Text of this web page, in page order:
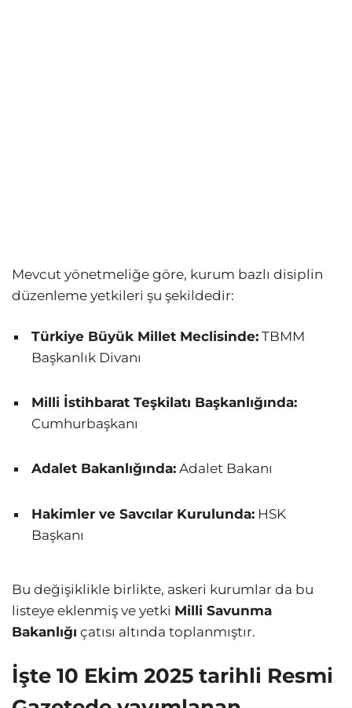
Mevcut yönetmeliğe göre, kurum bazlı disiplin
düzenleme yetkileri şu şekildedir:
Türkiye Büyük Millet Meclisinde: TBMM
Başkanlık Divanı
Milli İstihbarat Teşkilatı Başkanlığında:
Cumhurbaşkanı
Adalet Bakanlığında: Adalet Bakanı
Hakimler ve Savcılar Kurulunda: HSK
Başkanı
Bu değişiklikle birlikte, askeri kurumlar da bu
listeye eklenmiş ve yetki Milli Savunma
Bakanlığı çatısı altında toplanmıştır.
İşte 10 Ekim 2025 tarihli Resmi